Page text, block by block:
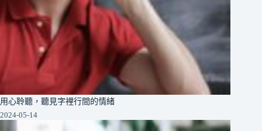
用心聆聽，聽見字裡行間的情緒
2024-05-14